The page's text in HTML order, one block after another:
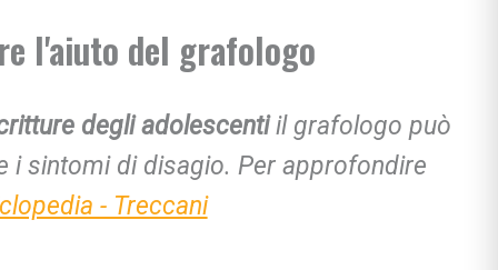
casa
l'aiuto del grafologo
degli adolescentiil grafologo può
i sintomi di disagio. Per approfondire
- Treccani